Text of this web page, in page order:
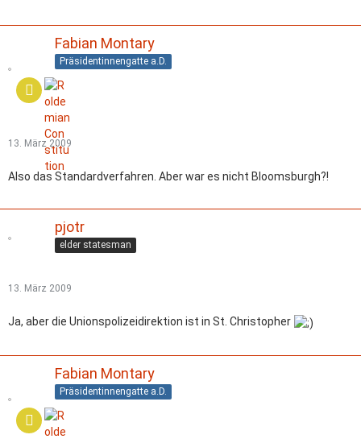
Fabian Montary
Präsidentinnengatte a.D.
13. März 2009
Also das Standardverfahren. Aber war es nicht Bloomsburgh?!
pjotr
elder statesman
13. März 2009
Ja, aber die Unionspolizeidirektion ist in St. Christopher
Fabian Montary
Präsidentinnengatte a.D.